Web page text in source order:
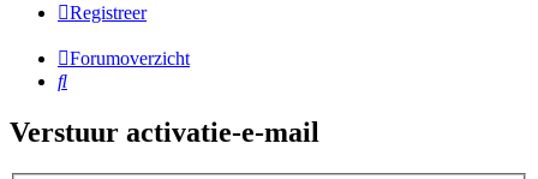
Registreer
Forumoverzicht
Zoek
Verstuur activatie-e-mail